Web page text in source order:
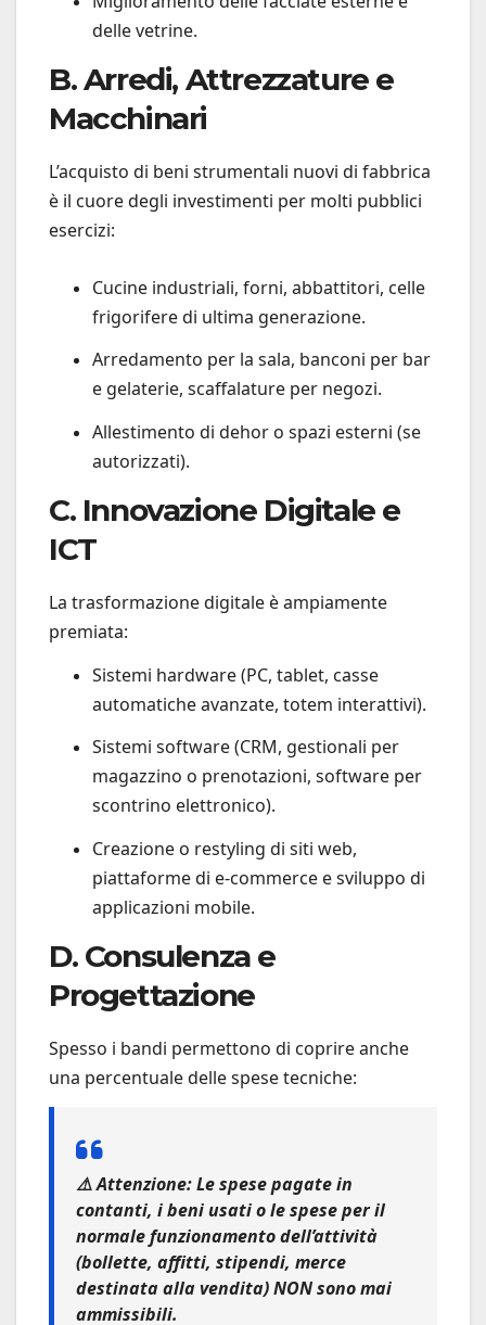
delle vetrine.
B. Arredi, Attrezzature e
Macchinari
L’acquisto di beni strumentali nuovi di fabbrica
è il cuore degli investimenti per molti pubblici
esercizi:
Cucine industriali, forni, abbattitori, celle
frigorifere di ultima generazione.
Arredamento per la sala, banconi per bar
e gelaterie, scaffalature per negozi.
Allestimento di dehor o spazi esterni (se
autorizzati).
C. Innovazione Digitale e
ICT
La trasformazione digitale è ampiamente
premiata:
Sistemi hardware (PC, tablet, casse
automatiche avanzate, totem interattivi).
Sistemi software (CRM, gestionali per
magazzino o prenotazioni, software per
scontrino elettronico).
Creazione o restyling di siti web,
piattaforme di e-commerce e sviluppo di
applicazioni mobile.
D. Consulenza e
Progettazione
Spesso i bandi permettono di coprire anche
una percentuale delle spese tecniche:
⚠️Attenzione:Le spese pagate in
contanti, i beni usati o le spese per il
normale funzionamento dell’attività
(bollette, affitti, stipendi, merce
destinata alla vendita)NONsono mai
ammissibili.